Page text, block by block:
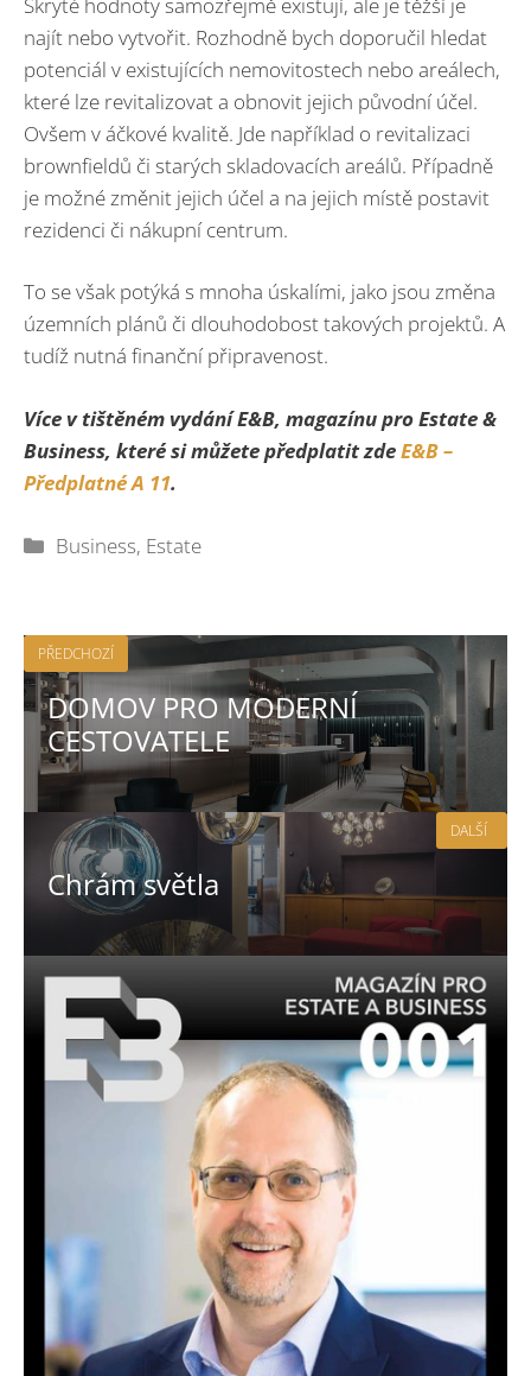
najít nebo vytvořit. Rozhodně bych doporučil hledat
potenciál v existujících nemovitostech nebo areálech,
které lze revitalizovat a obnovit jejich původní účel.
Ovšem v áčkové kvalitě. Jde například o revitalizaci
brownfieldů či starých skladovacích areálů. Případně
je možné změnit jejich účel a na jejich místě postavit
rezidenci či nákupní centrum.
To se však potýká s mnoha úskalími, jako jsou změna
územních plánů či dlouhodobost takových projektů. A
tudíž nutná finanční připravenost.
Více v tištěném vydání E&B, magazínu pro Estate &
Business, které si můžete předplatit zdeE&B –
Předplatné A 11.
Rubriky
Business, Estate
PŘEDCHOZÍ
DOMOV PRO MODERNÍ
CESTOVATELE
Chrám světla
DALŠÍ